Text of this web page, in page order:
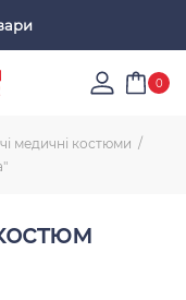
0
медичні костюми